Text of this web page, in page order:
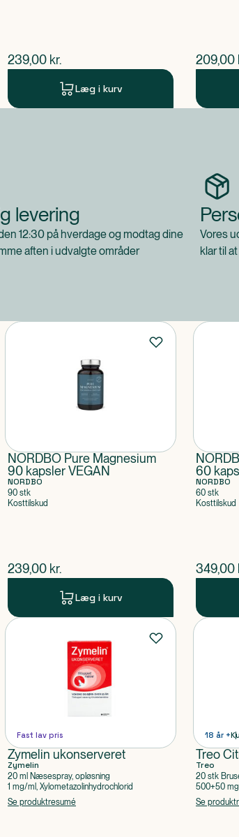
$nuværende pris
239,00 kr.
Læg i kurv
$
209,00
levering
12:30 på hverdage og modtag dine
aften i udvalgte områder
Vores
klar til
NORDBO Pure Magnesium
90 kapsler VEGAN
NORDBO
90 stk
Kosttilskud
$nuværende pris
239,00 kr.
Læg i kurv
60
NORDBO
60 stk
Kosttilskud
$
349,00
Fast lav pris
Zymelin ukonserveret
Zymelin
20 ml Næsespray, opløsning
1 mg/ml, Xylometazolinhydrochlorid
Se produktresumé
18 år +
Treo
Treo
20 stk
500+50
Se